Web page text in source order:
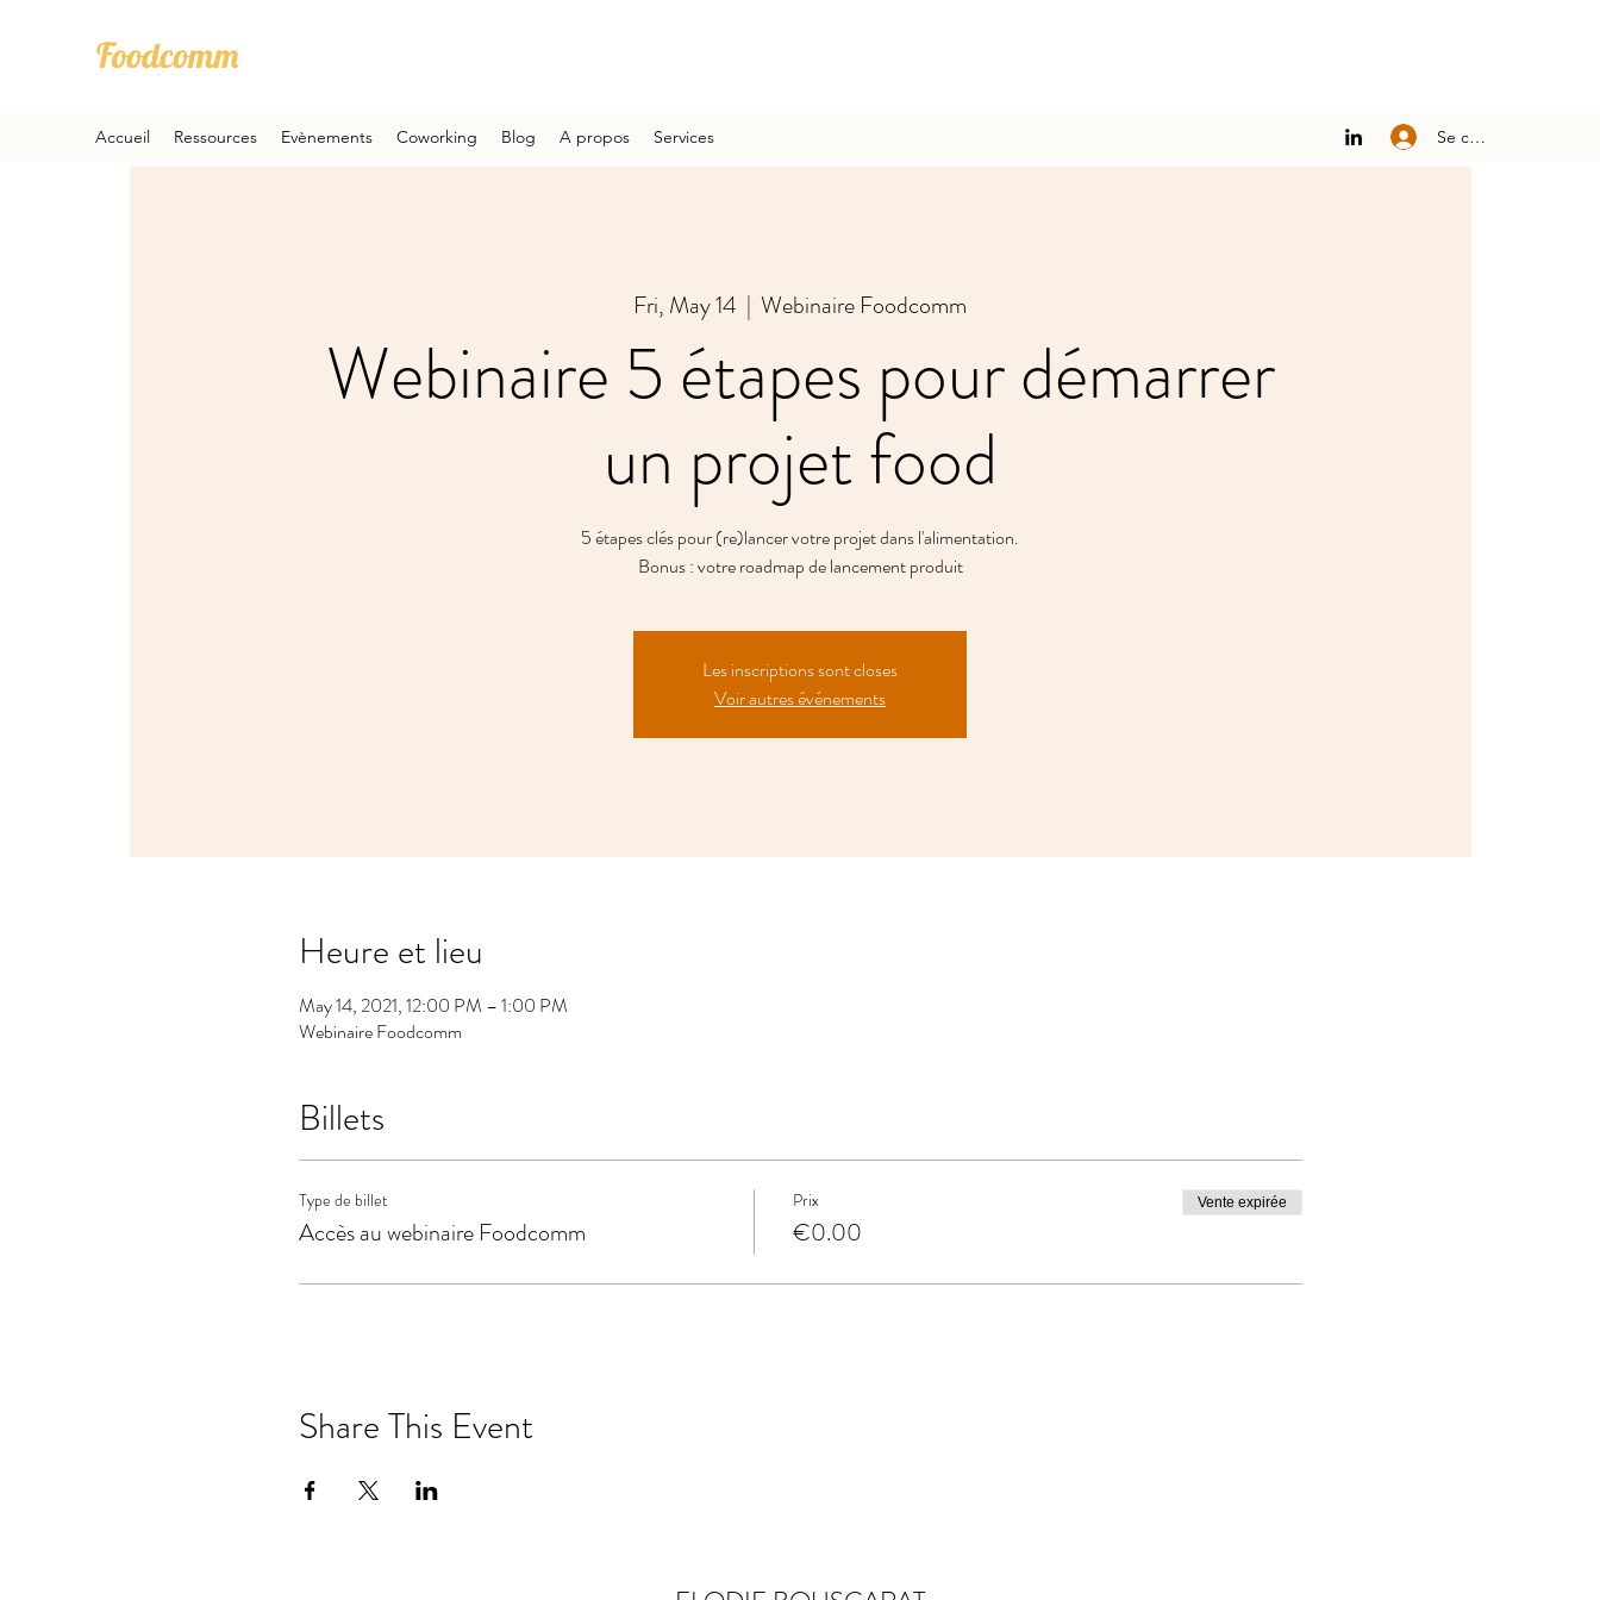
Accueil Ressources Evènements Coworking Blog A propos Services Se connecter
Fri, May 14
  |
Webinaire Foodcomm
Webinaire 5 étapes pour démarrer
un projet food
5 étapes clés pour (re)lancer votre projet dans l'alimentation.
Bonus : votre roadmap de lancement produit
Les inscriptions sont closes
Voir autres événements
Heure et lieu
May 14, 2021, 12:00 PM – 1:00 PM
Webinaire Foodcomm
Billets
Type de billet
Accès au webinaire Foodcomm
Prix
€0.00
Vente expirée
Share This Event